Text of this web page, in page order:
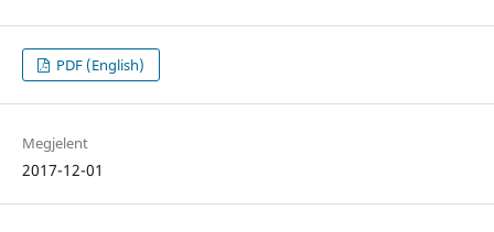
PDF (English)
Megjelent
2017-12-01